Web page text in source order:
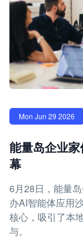
Mon Jun 29 2026
能量岛企业
幕
6月28日，能量
办AI智能体应用
核心，吸引了本
与。